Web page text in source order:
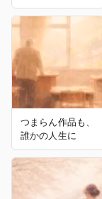
つまらん作品も、
誰かの人生に